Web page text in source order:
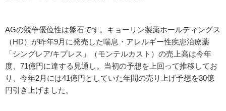
AGの競争優位性は盤石です。キョーリン製薬ホールディングス
（HD）が昨年9月に発売した喘息・アレルギー性疾患治療薬
「シングレア/キプレス」（モンテルカスト）の売上高は今年
度、71億円に達する見通し。当初の予想を上回って推移してお
り、今年2月には41億円としていた年間の売り上げ予想を30億
円引き上げました。